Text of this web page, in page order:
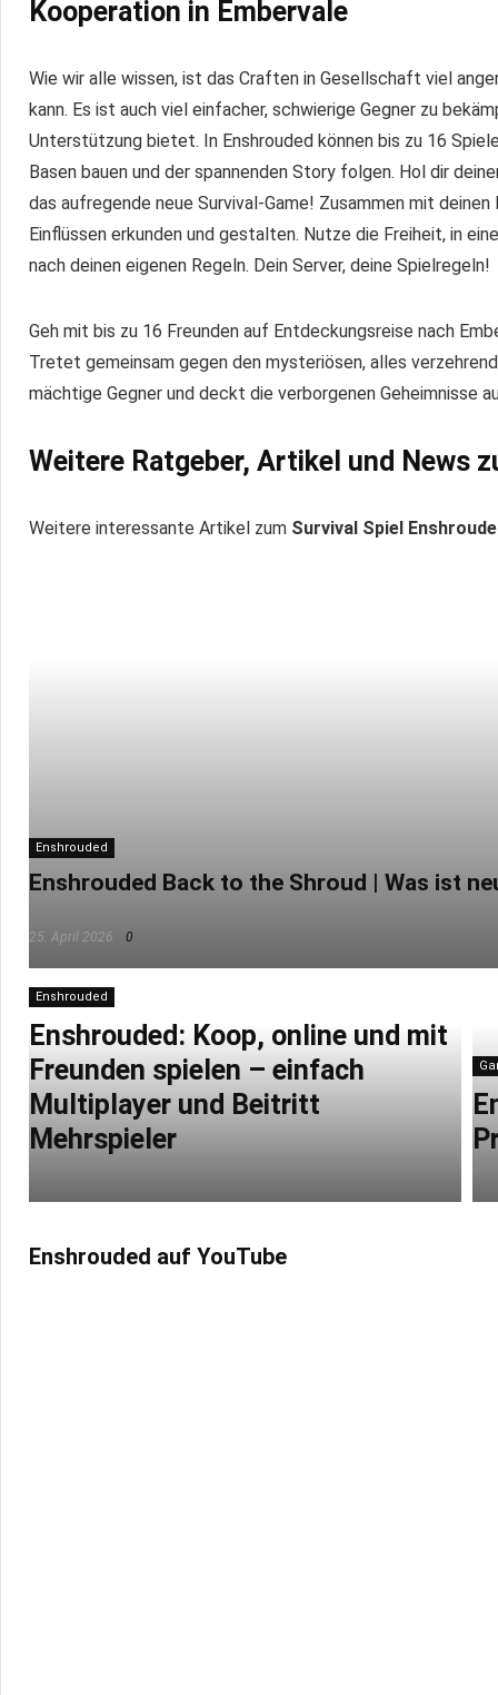
Kooperation in Embervale
Wie wir alle wissen, ist das Craften in Gesellschaft viel
kann. Es ist auch viel einfacher, schwierige Gegner zu
Unterstützung bietet. In Enshrouded können bis zu 16
Basen bauen und der spannenden Story folgen. Hol dir
das aufregende neue Survival-Game! Zusammen mit
Einflüssen erkunden und gestalten. Nutze die Freiheit, in
nach deinen eigenen Regeln. Dein Server, deine Spielregeln!
Geh mit bis zu 16 Freunden auf Entdeckungsreise nach
Tretet gemeinsam gegen den mysteriösen, alles
mächtige Gegner und deckt die verborgenen Geheimnisse
Weitere Ratgeber, Artikel und News
Weitere interessante Artikel zum Survival Spiel
Enshrouded
Enshrouded Back to the Shroud | Was ist
25. April 2026 0
Enshrouded
Enshrouded: Koop, online und mit
Freunden spielen – einfach
Multiplayer und Beitritt
Mehrspieler
Enshrouded auf YouTube